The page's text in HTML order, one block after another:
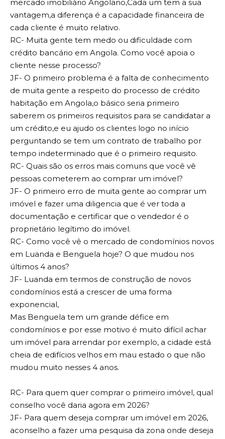
mercado imobiliário Angolano,Cada um tem a sua
vantagem,a diferença é a capacidade financeira de
cada cliente é muito relativo.
RC- Muita gente tem medo ou dificuldade com
crédito bancário em Angola. Como você apoia o
cliente nesse processo?
JF- O primeiro problema é a falta de conhecimento
de muita gente a respeito do processo de crédito
habitação em Angola,o básico seria primeiro
saberem os primeiros requisitos para se candidatar a
um crédito,e eu ajudo os clientes logo no início
perguntando se tem um contrato de trabalho por
tempo indeterminado que é o primeiro requisito.
RC- Quais são os erros mais comuns que você vê
pessoas cometerem ao comprar um imóvel?
JF- O primeiro erro de muita gente ao comprar um
imóvel e fazer uma diligencia que é ver toda a
documentação e certificar que o vendedor é o
proprietário legítimo do imóvel.
RC- Como você vê o mercado de condomínios novos
em Luanda e Benguela hoje? O que mudou nos
últimos 4 anos?
JF- Luanda em termos de construção de novos
condomínios está a crescer de uma forma
exponencial,
Mas Benguela tem um grande défice em
condomínios e por esse motivo é muito difícil achar
um imóvel para arrendar por exemplo, a cidade está
cheia de edifícios velhos em mau estado o que não
mudou muito nesses 4 anos.
RC- Para quem quer comprar o primeiro imóvel, qual
conselho você daria agora em 2026?
JF- Para quem deseja comprar um imóvel em 2026,
aconselho a fazer uma pesquisa da zona onde deseja